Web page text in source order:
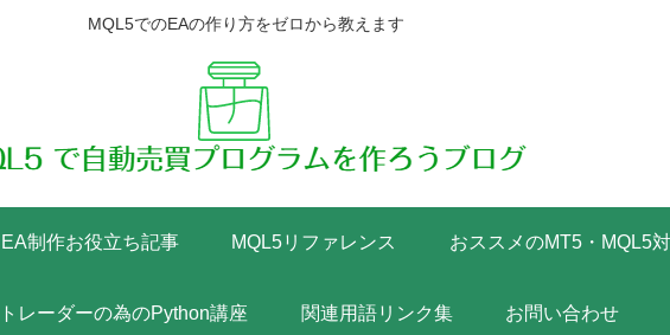
MQL5でのEAの作り方をゼロから教えます
EA制作お役立ち記事 MQL5リファレンス おススメのMT5・MQL5
レーダーの為のPython講座 関連用語リンク集 お問い合わせ